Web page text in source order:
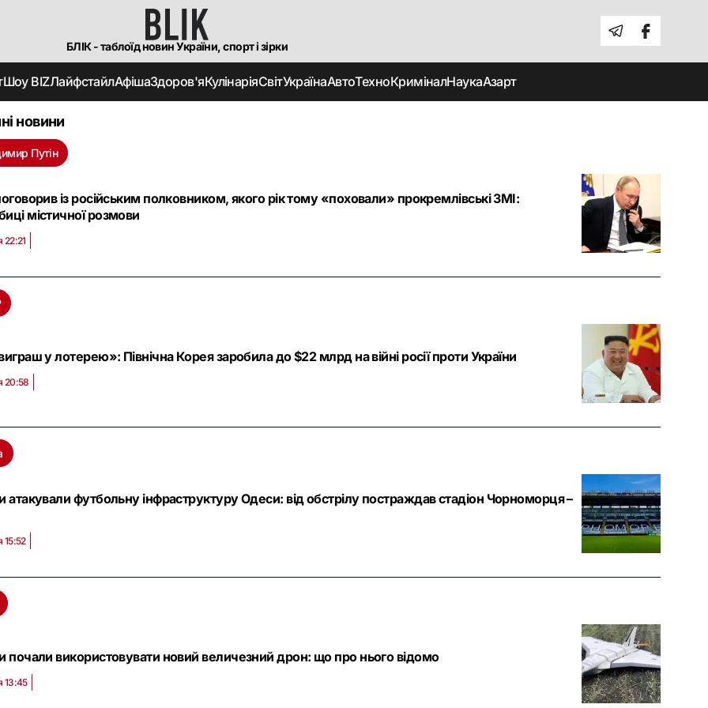
БЛІК - таблоїд новин України, спорт і зірки
Шоу BIZЛайфстайлАфішаЗдоров'яКулінаріяСвітУкраїнаАвтоТехноКриміналНаукаАзарт
новини
Путін
із російським полковником, якого рік тому «поховали» прокремлівські ЗМІ:
містичної розмови
22:21
у лотерею»: Північна Корея заробила до $22 млрд на війні росії проти України
20:58
атакували футбольну інфраструктуру Одеси: від обстрілу постраждав стадіон Чорноморця –
15:52
почали використовувати новий величезний дрон: що про нього відомо
13:45